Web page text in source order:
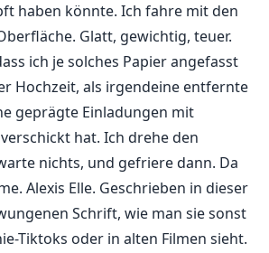
haben könnte. Ich fahre mit den
Glatt, gewichtig, teuer.
ich je solches Papier angefasst
Hochzeit, als irgendeine entfernte
geprägte Einladungen mit
hat. Ich drehe den
nichts, und gefriere dann. Da
Alexis Elle. Geschrieben in dieser
Schrift, wie man sie sonst
Tiktoks oder in alten Filmen sieht.